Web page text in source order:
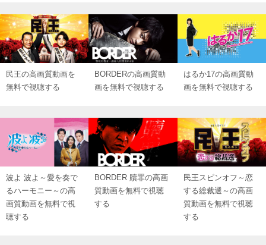
民王の高画質動画を
無料で視聴する
BORDERの高画質動
画を無料で視聴する
はるか17の高画質動
画を無料で視聴する
波よ 波よ～愛を奏で
るハーモニー～の高
画質動画を無料で視
聴する
BORDER 贖罪の高画
質動画を無料で視聴
する
民王スピンオフ～恋
する総裁選～の高画
質動画を無料で視聴
する